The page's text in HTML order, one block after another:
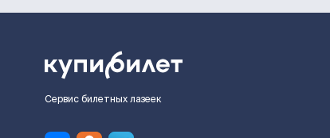
Сервис билетных лазеек